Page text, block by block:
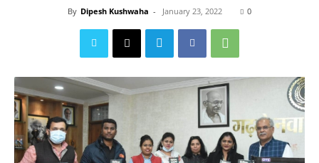
By Dipesh Kushwaha - January 23, 2022 0